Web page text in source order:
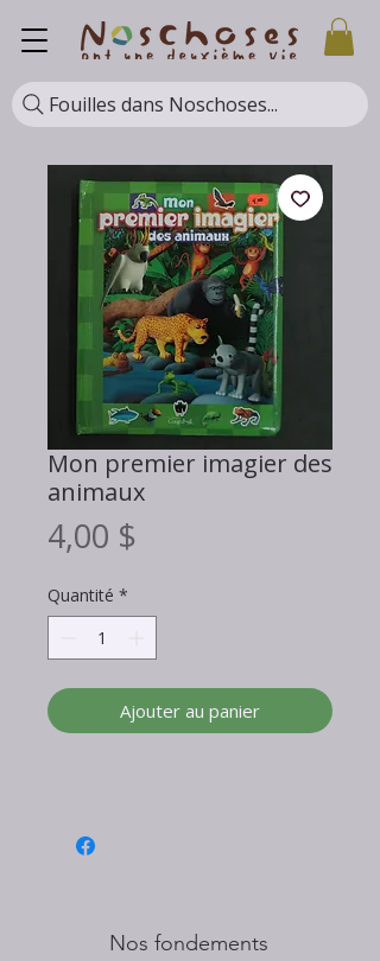
Fouilles dans Noschoses...
Mon premier imagier des
animaux
4,00 $
Quantité *
Ajouter au panier
Nos fondements